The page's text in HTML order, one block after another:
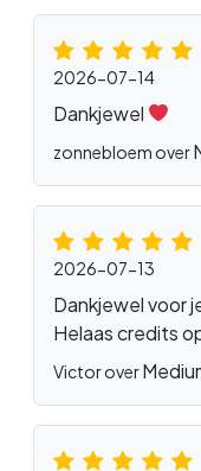
2026-07-14
Dankjewel
zonnebloem over
2026-07-13
Dankjewel voor
Helaas credits
Victor over